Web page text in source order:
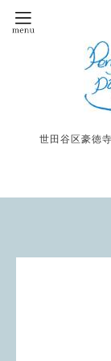
世田谷区豪徳